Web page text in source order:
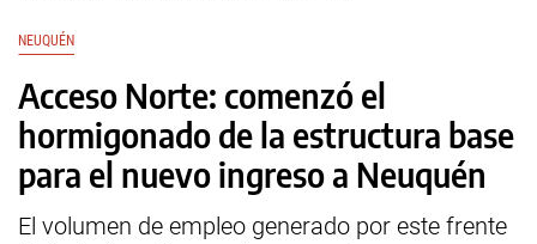
NEUQUÉN
Acceso Norte: comenzó el
hormigonado de la estructura base
para el nuevo ingreso a Neuquén
El volumen de empleo generado por este frente